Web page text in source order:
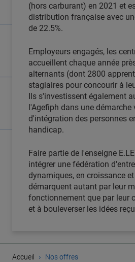
(hors carburant) en 2021 et
distribution française avec
de 22.5%.
Employeurs engagés, les
accueillent chaque année
alternants (dont 2800
stagiaires pour concourir à
Ils s'investissent également
l'Agefiph dans une démarche
d'intégration des personnes
handicap.
Faire partie de l'enseigne
intégrer une fédération
dynamiques, en croissance
démarquent autant par leur
fonctionnement que par leur
et à bouleverser les idées
Accueil › Nos offres